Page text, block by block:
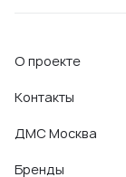
О проекте
Контакты
ДМС Москва
Бренды